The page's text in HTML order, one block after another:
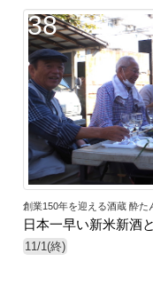
38
創業150年を迎える酒蔵 酔
日本一早い新米新酒
11/1(終)